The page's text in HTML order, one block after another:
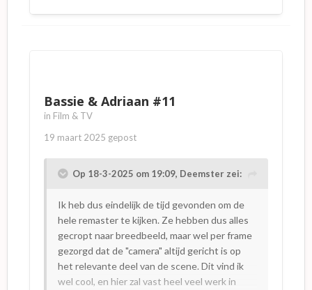
Bassie & Adriaan #11
in Film & TV
19 maart 2025 gepost
Op 18-3-2025 om 19:09, Deemster zei:
Ik heb dus eindelijk de tijd gevonden om de
hele remaster te kijken. Ze hebben dus alles
gecropt naar breedbeeld, maar wel per frame
gezorgd dat de "camera" altijd gericht is op
het relevante deel van de scene. Dit vind ik
wel cool, en hier zal vast heel veel werk in